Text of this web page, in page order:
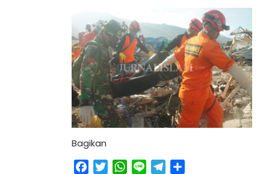
Bagikan
Facebook
TwitterWhatsApp
Line Telegram